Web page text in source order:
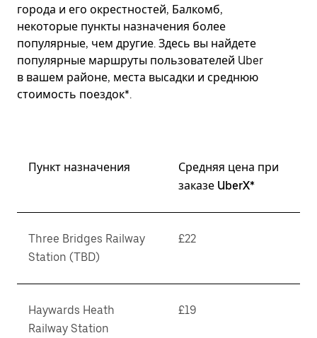
города и его окрестностей, Балкомб,
некоторые пункты назначения более
популярные, чем другие. Здесь вы найдете
популярные маршруты пользователей Uber
в вашем районе, места высадки и среднюю
стоимость поездок*.
Пункт назначения
Средняя цена при
заказе UberX*
Three Bridges Railway
Station (TBD)
£22
Haywards Heath
Railway Station
£19